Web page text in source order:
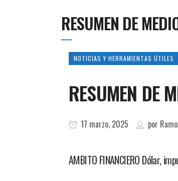
RESUMEN DE
NOTICIAS Y HERRAMIENTAS ÚTILES
RESUMEN DE
17 marzo, 2025 por
AMBITO FINANCIERO Dólar,